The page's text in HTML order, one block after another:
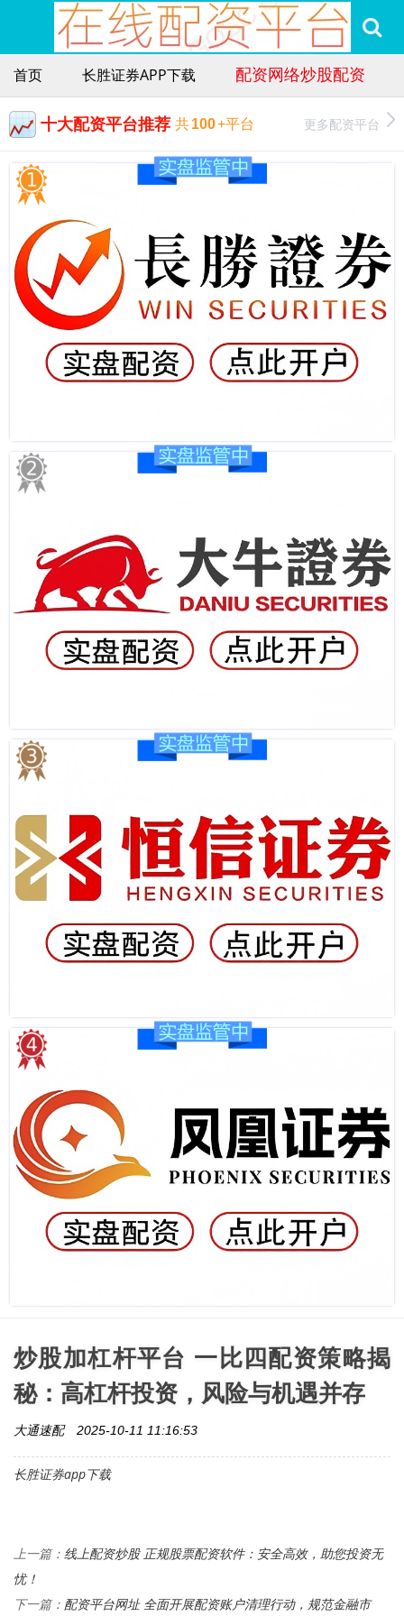
首页 长胜证券APP下载 配资网络炒股配资
十大配资平台推荐 共100+平台 更多配资平台
炒股加杠杆平台 一比四配资策略揭
秘：高杠杆投资，风险与机遇并存
大通速配 2025-10-11 11:16:53
长胜证券app下载
上一篇： 线上配资炒股 正规股票配资软件：安全高效，助您投资无
忧！
下一篇： 配资平台网址 全面开展配资账户清理行动，规范金融市